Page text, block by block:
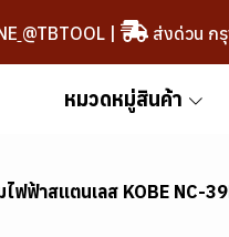
@TBTOOL| ส่งด่วน กรุ
หมวดหมู่สินค้า
ไฟฟ้าสแตนเลส KOBE NC-